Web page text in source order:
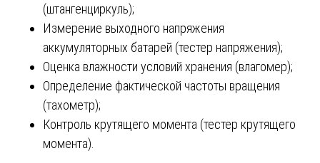
(штангенциркуль);
Измерение выходного напряжения
аккумуляторных батарей (тестер напряжения);
Оценка влажности условий хранения (влагомер);
Определение фактической частоты вращения
(тахометр);
Контроль крутящего момента (тестер крутящего
момента).